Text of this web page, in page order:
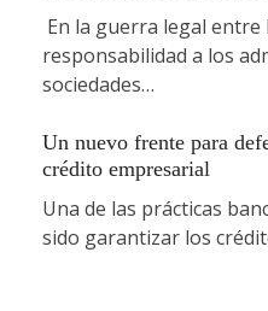
En la guerra legal entre
responsabilidad a los
sociedades…
Un nuevo frente para
crédito empresarial
Una de las prácticas
sido garantizar los